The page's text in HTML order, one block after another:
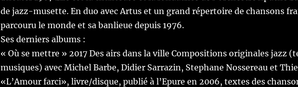
de jazz-musette. En duo avec Artus et un grand répertoire de chansons
parcouru le monde et sa banlieue depuis 1976.
Ses derniers albums :
« Où se mettre » 2017 Des airs dans la ville Compositions originales jazz
musiques) avec Michel Barbe, Didier Sarrazin, Stephane Nossereau et
«L’Amour farci», livre/disque, publié à l’Epure en 2006, textes des